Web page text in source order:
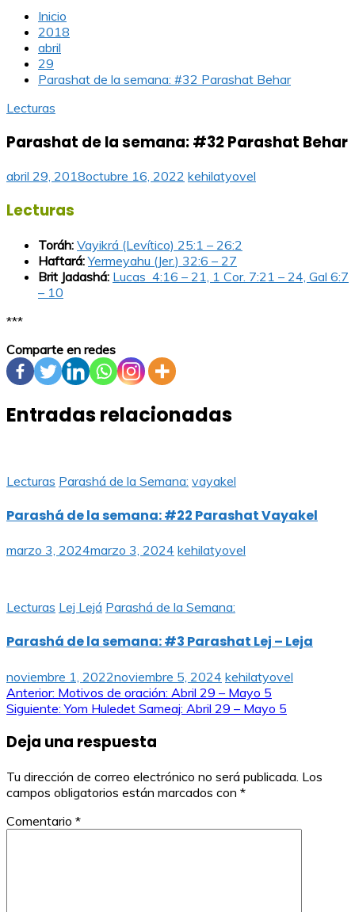
Inicio
2018
abril
29
Parashat de la semana: #32 Parashat Behar
Lecturas
Parashat de la semana: #32 Parashat Behar
abril 29, 2018octubre 16, 2022 kehilatyovel
Lecturas
Toráh: Vayikrá (Levítico) 25:1 – 26:2
Haftará:Yermeyahu (Jer.) 32:6 – 27
Brit Jadashá: Lucas 4:16 – 21, 1 Cor. 7:21 – 24, Gal 6:7
– 10
***
Comparte en redes
Entradas relacionadas
Lecturas Parashá de la Semana: vayakel
Parashá de la semana: #22 Parashat Vayakel
marzo 3, 2024marzo 3, 2024 kehilatyovel
Lecturas Lej Lejá Parashá de la Semana:
Parashá de la semana: #3 Parashat Lej – Leja
noviembre 1, 2022noviembre 5, 2024 kehilatyovel
Navegación
entradas
Anterior: Motivos de oración: Abril 29 – Mayo 5
Siguiente: Yom Huledet Sameaj: Abril 29 – Mayo 5
Deja una respuesta
Tu dirección de correo electrónico no será publicada. Los
campos obligatorios están marcados con *
Comentario *